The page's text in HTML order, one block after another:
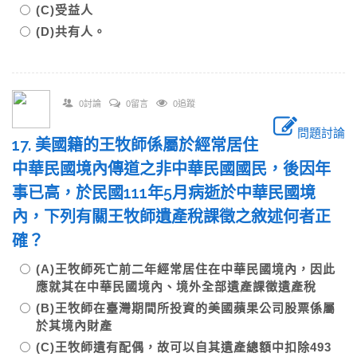
(C)受益人
(D)共有人。
0討論 0留言 0追蹤
問題討論
17. 美國籍的王牧師係屬於經常居住
中華民國境內傳道之非中華民國國民，後因年
事已高，於民國111年5月病逝於中華民國境
內，下列有關王牧師遺產稅課徵之敘述何者正
確？
(A)王牧師死亡前二年經常居住在中華民國境內，因此
應就其在中華民國境內、境外全部遺產課徵遺產稅
(B)王牧師在臺灣期間所投資的美國蘋果公司股票係屬
於其境內財產
(C)王牧師遺有配偶，故可以自其遺產總額中扣除493